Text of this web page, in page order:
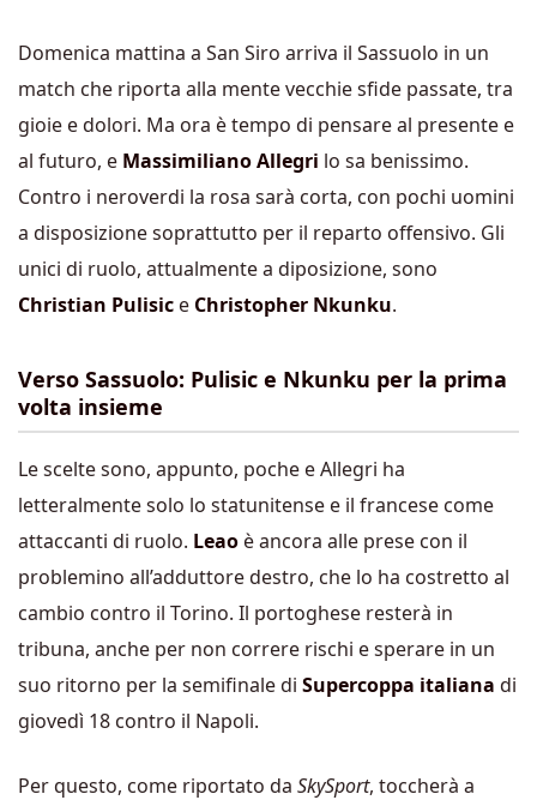
Domenica mattina a San Siro arriva il Sassuolo in un
match che riporta alla mente vecchie sfide passate, tra
gioie e dolori. Ma ora è tempo di pensare al presente e
al futuro, e Massimiliano Allegri lo sa benissimo.
Contro i neroverdi la rosa sarà corta, con pochi uomini
a disposizione soprattutto per il reparto offensivo. Gli
unici di ruolo, attualmente a diposizione, sono
Christian Pulisic e Christopher Nkunku.
Verso Sassuolo: Pulisic e Nkunku per la prima
volta insieme
Le scelte sono, appunto, poche e Allegri ha
letteralmente solo lo statunitense e il francese come
attaccanti di ruolo. Leao è ancora alle prese con il
problemino all’adduttore destro, che lo ha costretto al
cambio contro il Torino. Il portoghese resterà in
tribuna, anche per non correre rischi e sperare in un
suo ritorno per la semifinale di Supercoppa italiana di
giovedì 18 contro il Napoli.
Per questo, come riportato da SkySport, toccherà a